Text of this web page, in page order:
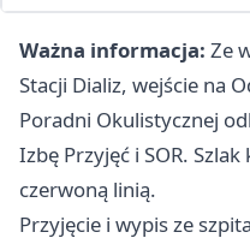
Ważna informacja: Ze
Stacji Dializ, wejście na
Poradni Okulistycznej
Izbę Przyjęć i SOR.
czerwoną linią.
Przyjęcie i wypis ze